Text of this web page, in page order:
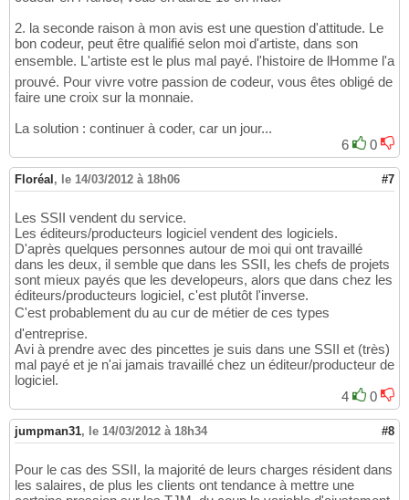
2. la seconde raison à mon avis est une question d'attitude. Le
bon codeur, peut être qualifié selon moi d'artiste, dans son
ensemble. L'artiste est le plus mal payé. l'histoire de lHomme l'a
prouvé. Pour vivre votre passion de codeur, vous êtes obligé de
faire une croix sur la monnaie.
La solution : continuer à coder, car un jour...
6
0
Floréal , le 14/03/2012 à 18h06 #7
Les SSII vendent du service.
Les éditeurs/producteurs logiciel vendent des logiciels.
D'après quelques personnes autour de moi qui ont travaillé
dans les deux, il semble que dans les SSII, les chefs de projets
sont mieux payés que les developeurs, alors que dans chez les
éditeurs/producteurs logiciel, c'est plutôt l'inverse.
C'est probablement du au cur de métier de ces types
d'entreprise.
Avi à prendre avec des pincettes je suis dans une SSII et (très)
mal payé et je n'ai jamais travaillé chez un éditeur/producteur de
logiciel.
4
0
jumpman31, le 14/03/2012 à 18h34 #8
Pour le cas des SSII, la majorité de leurs charges résident dans
les salaires, de plus les clients ont tendance à mettre une